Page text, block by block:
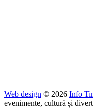
Web design © 2026 Info
evenimente, cultură și